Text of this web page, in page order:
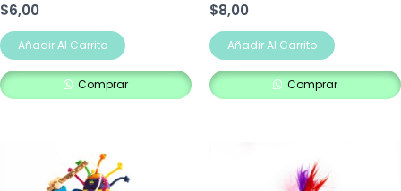
$6,00
Añadir Al Carrito
Comprar
$8,00
Añadir Al Carrito
Comprar